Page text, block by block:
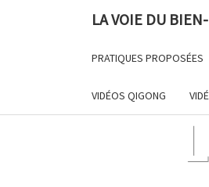
LA VOIE DU
PRATIQUES PROPOSÉES
VIDÉOS QIGONG